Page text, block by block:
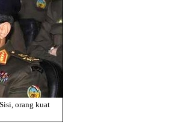
orang kuat